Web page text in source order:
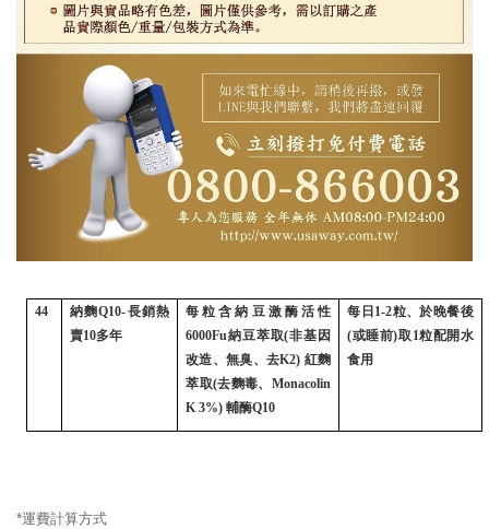
44 納麴Q10-長銷熱
賣10多年
每粒含納豆激酶活性
6000Fu納豆萃取(非基因
改造、無臭、去K2) 紅麴
萃取(去麴毒、 Monacolin
K 3%)輔酶Q10
每日 1-2粒、於晚餐後
(或睡前)取 1粒配開水
食用
*運費計算方式